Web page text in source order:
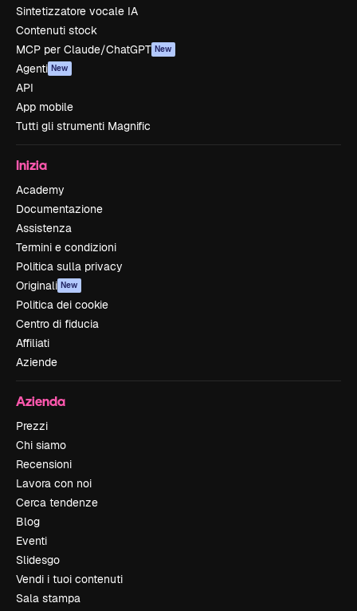
Sintetizzatore vocale IA
Contenuti stock
MCP per Claude/ChatGPT New
Agenti New
API
App mobile
Tutti gli strumenti Magnific
Inizia
Academy
Documentazione
Assistenza
Termini e condizioni
Politica sulla privacy
Originali New
Politica dei cookie
Centro di fiducia
Affiliati
Aziende
Azienda
Prezzi
Chi siamo
Recensioni
Lavora con noi
Cerca tendenze
Blog
Eventi
Slidesgo
Vendi i tuoi contenuti
Sala stampa